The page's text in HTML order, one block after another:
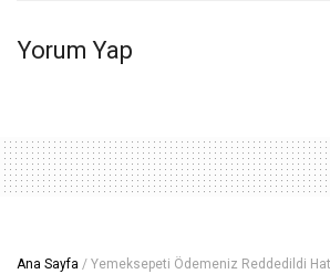
Yorum Yap
Ana Sayfa / Yemeksepeti Ödemeniz Reddedildi